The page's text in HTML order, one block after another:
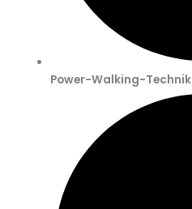
Power-Walking-Technik